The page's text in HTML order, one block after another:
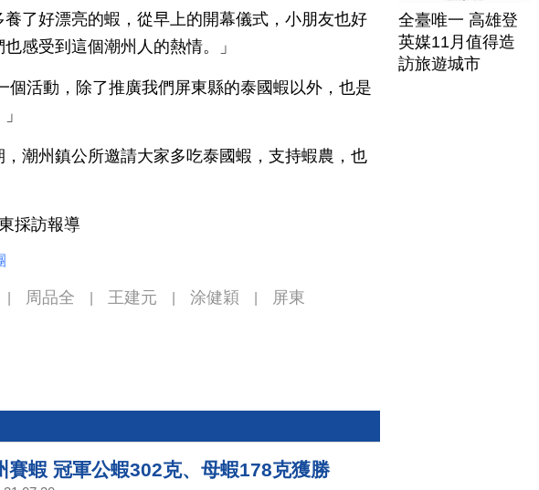
了好漂亮的蝦，從早上的開幕儀式，小朋友也好
感受到這個潮州人的熱情。」
個活動，除了推廣我們屏東縣的泰國蝦以外，也是
潮州鎮公所邀請大家多吃泰國蝦，支持蝦農，也
採訪報導
周品全 王建元 涂健穎 屏東
賽蝦 冠軍公蝦302克、母蝦178克獲勝
全臺唯一 高雄登
英媒11月值得造
訪旅遊城市